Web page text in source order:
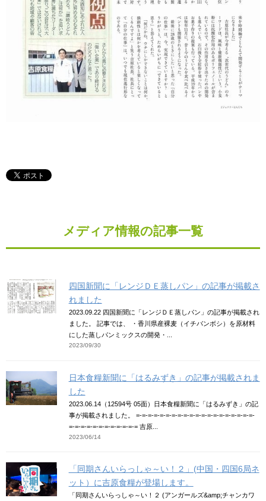
メディア情報の記事一覧
四国新聞に「レンジＤＥ蒸しパン」の記事が掲載さ
れました
2023.09.22 四国新聞に「レンジＤＥ蒸しパン」の記事が掲載され
ました。 記事では、 ・香川県産裸麦（イチバンボシ）を原材料
にした蒸しパンミックスの開発・...
2023/09/30
日本食糧新聞に「はるみずき」の記事が掲載されま
した
2023.06.14（12594号 05面）日本食糧新聞に「はるみずき」の記
事が掲載されました。 =-=-=-=-=-=-=-=-=-=-=-=-=-=-=-=-=-=-=-=-
=-=-=-=-=-=-=-=-=-=-=-= 吉原...
2023/06/14
「同期さんいらっしゃ～い！２」(中国・四国6局ネ
ット）に吉原食糧が登場します。
「同期さんいらっしゃ～い！２ (アンガールズ&amp;チャンカワ